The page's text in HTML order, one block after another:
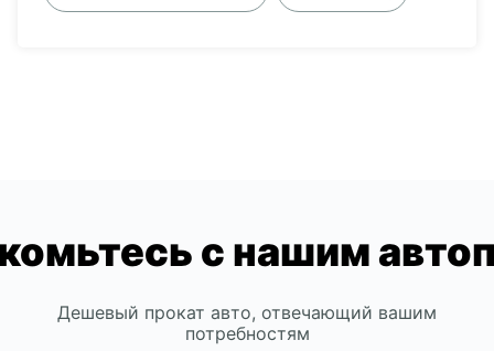
с нашим
Дешевый прокат авто, отвечающий вашим
потребностям